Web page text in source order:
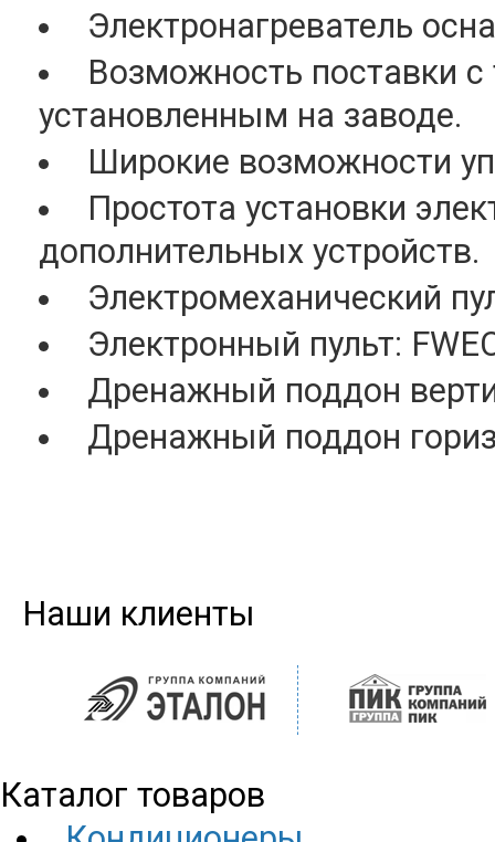
Электронагреватель
Возможность поставки
установленным на заводе.
Широкие возможности
Простота установки
дополнительных устройств.
Электромеханический
Электронный пульт:
Дренажный поддон
Дренажный поддон
Наши клиенты
Каталог товаров